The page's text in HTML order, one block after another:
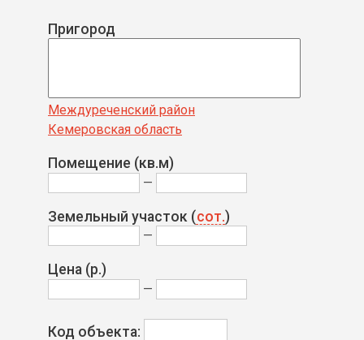
Пригород
Междуреченский район
Кемеровская область
Помещение (кв.м)
—
Земельный участок (сот.)
—
Цена (р.)
—
Код объекта: